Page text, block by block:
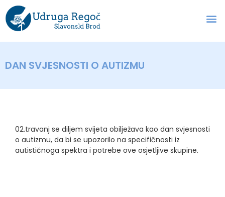
DAN SVJESNOSTI O AUTIZMU
02.travanj se diljem svijeta obilježava kao dan svjesnosti
o autizmu, da bi se upozorilo na specifičnosti iz
autističnoga spektra i potrebe ove osjetljive skupine.